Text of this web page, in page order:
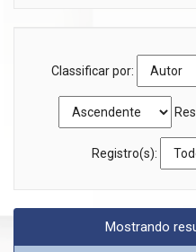
Classificar por:
Registro(s):
Mostrando